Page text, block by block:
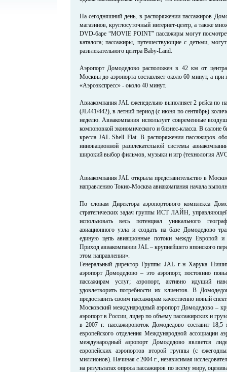
На сегодняшний день, в распоряжении пассажиров
магазинов, круглосуточный интернет-центр, а также
DVD-баре “MOVIE POINT” пассажиры могут
каталога; пассажиры, путешествующие с детьми, могут
развлекательного центра Baby-Land.
Аэропорт Домодедово расположен в 42 км от
Москвы до аэропорта составляет около 60 минут, а при
«Аэроэкспресс» - около 40 минут.
Авиакомпания JAL еженедельно выполняет 2 рейса по
(JL441/442), в летний период (с июня по сентябрь)
неделю. Авиакомпания использует современные
компоновкой экономического и бизнес-класса. В салоне
кресла JAL Shell Flat. В распоряжении пассажиров
инновационной развлекательной системы
широкий выбор фильмов, музыки и игр (технология
Авиакомпания JAL открыла представительство в
направлению Токио-Москва авиакомпания начала
По словам Директора аэропортового комплекса
стратегических задач группы ИСТ ЛАЙН,
использовать весь потенциал уникального
авиационного узла и создать на базе Домодедово
единую цепь авиационные потоки между Европой и
Приход авиакомпании JAL – крупнейшего японского
этом направлении».
Генеральный директор Группы JAL г-н Харука
аэропорт Домодедово – это аэропорт, постоянно
пассажирам услуг; аэропорт, активно идущий
удовлетворить потребности их клиентов. В
предоставить своим пассажирам качественно новый
Московский международный аэропорт Домодедово –
аэропорт в России, лидер по объему пассажирских и
в 2007 г. пассажиропоток Домодедово составит
европейского отделения Международной ассоциации
международный аэропорт Домодедово является
европейских аэропортов второй группы (с
миллионов). Начиная с 2004 г., независимая
на результатах опроса пассажиров по всему миру,